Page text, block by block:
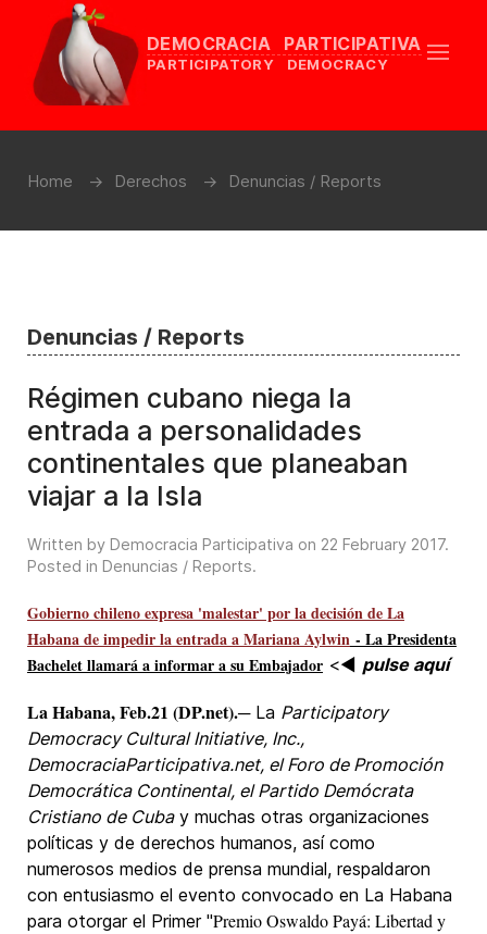
DEMOCRACIA PARTICIPATIVA
PARTICIPATORY DEMOCRACY
Home Derechos Denuncias / Reports
Denuncias / Reports
Régimen cubano niega la
entrada a personalidades
continentales que planeaban
viajar a la Isla
Written by Democracia Participativa on 22 February 2017.
Posted in Denuncias / Reports.
Gobierno chileno expresa 'malestar' por la decisión de La
Habana de impedir la entrada a Mariana Aylwin - La Presidenta
Bachelet llamará a informar a su Embajador <◄ pulse aquí
La Habana, Feb.21 (DP.net).─ La Participatory
Democracy Cultural Initiative, Inc.,
DemocraciaParticipativa.net, el Foro de Promoción
Democrática Continental, el Partido Demócrata
Cristiano de Cubay muchas otras organizaciones
políticas y de derechos humanos, así como
numerosos medios de prensa mundial, respaldaron
con entusiasmo el evento convocado en La Habana
para otorgar el Primer "Premio Oswaldo Payá: Libertad y